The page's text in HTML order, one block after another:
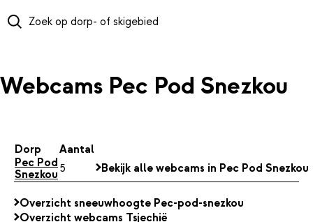
Webcams Pec Pod Snezkou
Dorp
Aantal
Pec Pod
Snezkou 5 Bekijk alle webcams in Pec Pod Snezkou
Overzicht sneeuwhoogte Pec-pod-snezkou
Overzicht webcams Tsjechië